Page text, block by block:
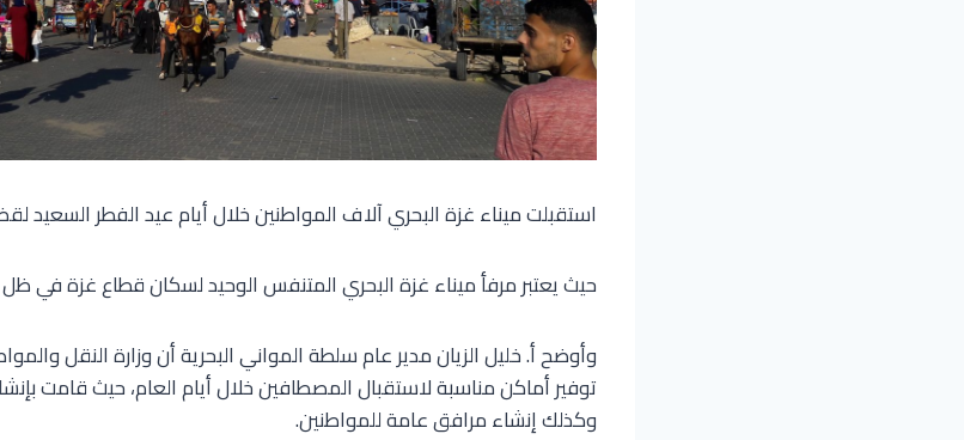
استقبلت ميناء غزة البحري آلاف المواطنين خلال أيام عيد الفطر السعيد
حيث يعتبر مرفأ ميناء غزة البحري المتنفس الوحيد لسكان قطاع غزة في
وأوضح أ. خليل الزيان مدير عام سلطة المواني البحرية أن وزارة النقل
توفير أماكن مناسبة لاستقبال المصطافين خلال أيام العام، حيث قامت
وكذلك إنشاء مرافق عامة للمواطنين.